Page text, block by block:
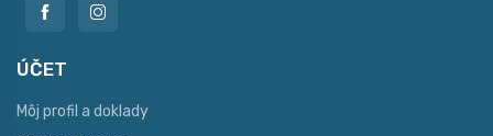
ÚČET
Môj profil a doklady